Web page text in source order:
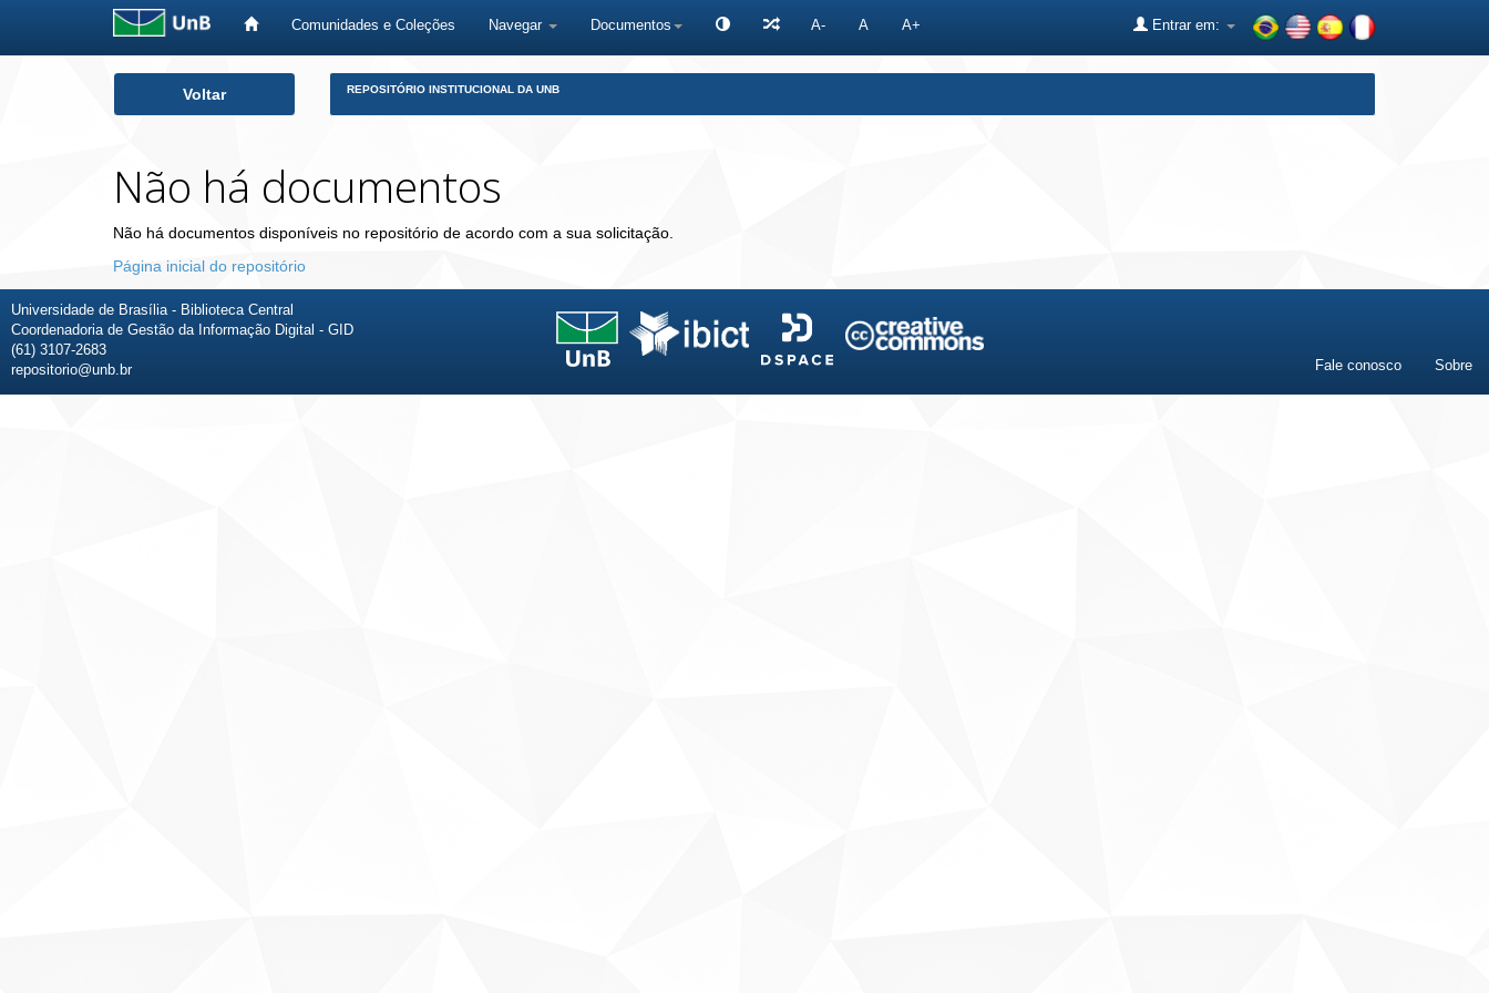
Comunidades e Coleções Navegar Documentos A- A A+ Entrar em:
Voltar REPOSITÓRIO INSTITUCIONAL DA UNB
Não há documentos
Não há documentos disponíveis no repositório de acordo com a sua solicitação.
Página inicial do repositório
Universidade de Brasília - Biblioteca Central
Coordenadoria de Gestão da Informação Digital - GID
(61) 3107-2683
repositorio@unb.br
Fale conosco Sobre